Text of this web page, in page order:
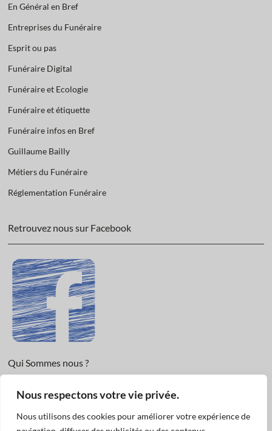
Nous respectons votre vie privée.
Nous utilisons des cookies pour améliorer votre expérience de
En Général en Bref
Entreprises du Funéraire
Esprit ou pas
Funéraire Digital
Funéraire et Ecologie
Funéraire et étiquette
Funéraire infos en Bref
Guillaume Bailly
Métiers du Funéraire
Réglementation Funéraire
Retrouvez nous sur Facebook
Qui Sommes nous ?
Informations légales et Protection des données.
Nous Contacter